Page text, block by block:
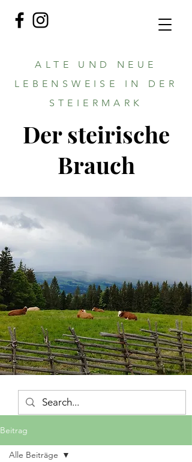
ALTE UND NEUE
LEBENSWEISE IN DER
STEIERMARK
Der steirische
Brauch
Beitrag
Alle Beiträge